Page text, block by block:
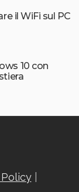
il WiFi sul PC
10 con
|